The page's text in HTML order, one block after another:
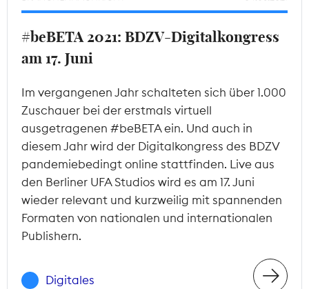
#beBETA 2021: BDZV-Digitalkongress
am 17. Juni
Im vergangenen Jahr schalteten sich über 1.000
Zuschauer bei der erstmals virtuell
ausgetragenen #beBETA ein. Und auch in
diesem Jahr wird der Digitalkongress des BDZV
pandemiebedingt online stattfinden. Live aus
den Berliner UFA Studios wird es am 17. Juni
wieder relevant und kurzweilig mit spannenden
Formaten von nationalen und internationalen
Publishern.
Digitales